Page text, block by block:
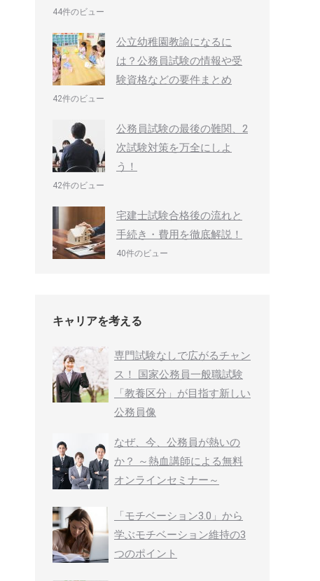
44件のビュー
公立幼稚園教諭になるに
は？公務員試験の情報や受
験資格などの要件まとめ
42件のビュー
公務員試験の最後の難関、2
次試験対策を万全にしよ
う！
42件のビュー
宅建士試験合格後の流れと
手続き・費用を徹底解説！
40件のビュー
キャリアを考える
専門試験なしで広がるチャン
ス！ 国家公務員一般職試験
「教養区分」が目指す新しい
公務員像
なぜ、今、公務員が熱いの
か？ ～熱血講師による無料
オンラインセミナー～
「モチベーション3.0」から
学ぶモチベーション維持の3
つのポイント